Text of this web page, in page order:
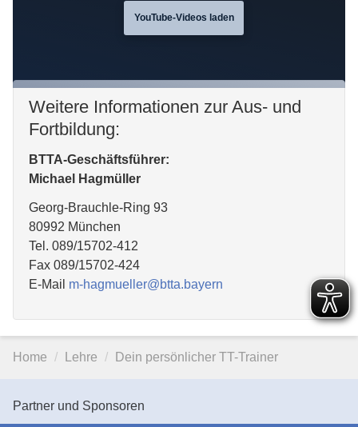
YouTube-Videos laden
Weitere Informationen zur Aus- und
Fortbildung:
BTTA-Geschäftsführer:
Michael Hagmüller
Georg-Brauchle-Ring 93
80992 München
Tel. 089/15702-412
Fax 089/15702-424
E-Mail m-hagmueller@btta.bayern
Home Lehre Dein persönlicher TT-Trainer
Partner und Sponsoren